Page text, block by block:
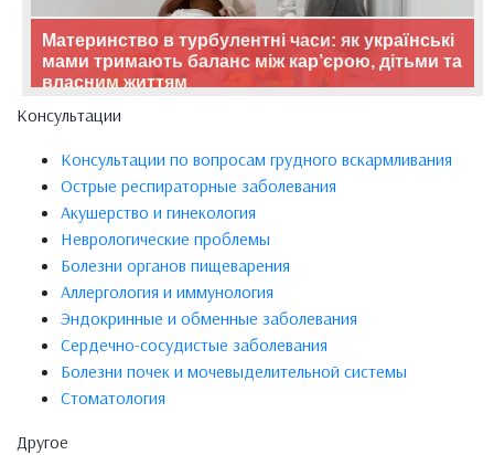
Материнство в турбулентні часи: як українські
мами тримають баланс між кар’єрою, дітьми та
власним життям
Консультации
Консультации по вопросам грудного вскармливания
Острые респираторные заболевания
Акушерство и гинекология
Неврологические проблемы
Болезни органов пищеварения
Аллергология и иммунология
Эндокринные и обменные заболевания
Сердечно-сосудистые заболевания
Болезни почек и мочевыделительной системы
Стоматология
Другое